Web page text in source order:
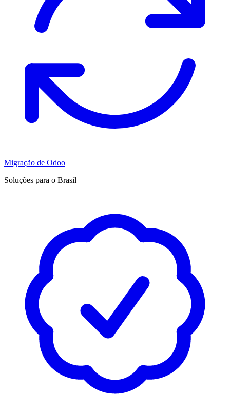
Migração de Odoo
Soluções para o Brasil